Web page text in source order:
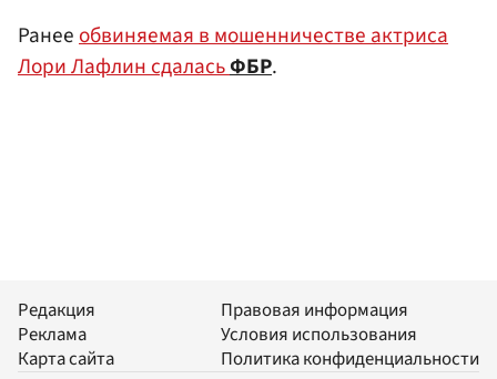
Ранееобвиняемая в мошенничестве актриса
Лори Лафлин сдаласьФБР.
Редакция
Реклама
Карта сайта
Правовая информация
Условия использования
Политика конфиденциальности